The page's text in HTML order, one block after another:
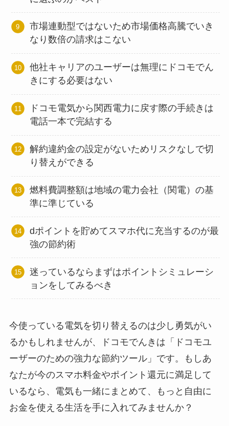
市場連動型ではないため市場価格高騰でいき
なり数倍の請求はこない
他社キャリアのユーザーは無理にドコモでん
きにする必要はない
ドコモ電気から関西電力に戻す際の手続きは
電話一本で完結する
解約違約金の設定がないためリスクなしで切
り替えができる
燃料費調整額は地域の電力会社（関電）の基
準に準じている
dポイントを貯めてスマホ代に充当するのが最
強の節約術
迷っているならまずはポイントシミュレーシ
ョンをしてみるべき
今使っている電気を切り替えるのは少し勇気がい
るかもしれませんが、ドコモでんきは「ドコモユ
ーザーのための強力な節約ツール」です。もしあ
なたが今のスマホ料金やポイント還元に満足して
いるなら、電気も一緒にまとめて、もっと自由に
お金を使える生活を手に入れてみませんか？